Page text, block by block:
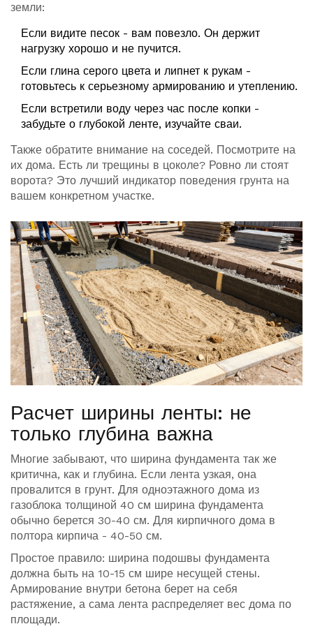
земли:
Если видите песок - вам повезло. Он держит
нагрузку хорошо и не пучится.
Если глина серого цвета и липнет к рукам -
готовьтесь к серьезному армированию и утеплению.
Если встретили воду через час после копки -
забудьте о глубокой ленте, изучайте сваи.
Также обратите внимание на соседей. Посмотрите на
их дома. Есть ли трещины в цоколе? Ровно ли стоят
ворота? Это лучший индикатор поведения грунта на
вашем конкретном участке.
Расчет ширины ленты: не
только глубина важна
Многие забывают, что ширина фундамента так же
критична, как и глубина. Если лента узкая, она
провалится в грунт. Для одноэтажного дома из
газоблока толщиной 40 см ширина фундамента
обычно берется 30-40 см. Для кирпичного дома в
полтора кирпича - 40-50 см.
Простое правило: ширина подошвы фундамента
должна быть на 10-15 см шире несущей стены.
Армирование внутри бетона берет на себя
растяжение, а сама лента распределяет вес дома по
площади.